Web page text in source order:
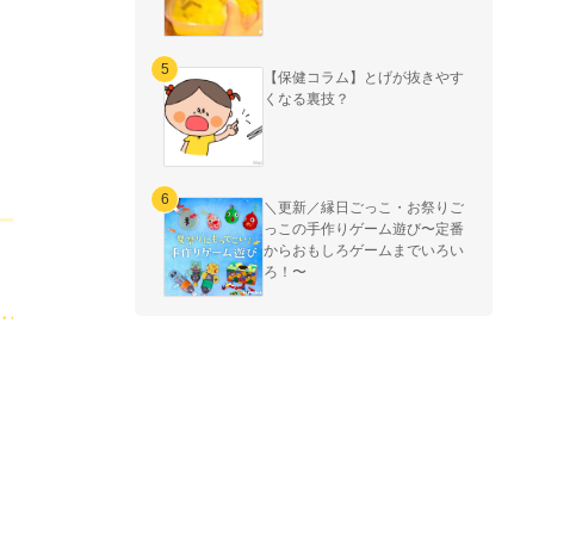
【保健コラム】とげが抜きやす
くなる裏技？
＼更新／縁日ごっこ・お祭りご
っこの手作りゲーム遊び〜定番
からおもしろゲームまでいろい
ろ！〜